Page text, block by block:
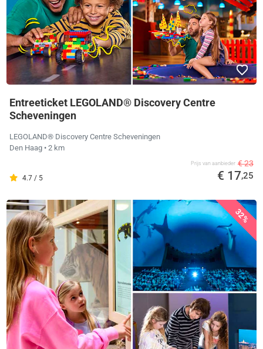
Entreeticket LEGOLAND® Discovery Centre
Scheveningen
LEGOLAND® Discovery Centre Scheveningen
Den Haag • 2 km
4.7 / 5
Prijs van aanbieder € 23
€ 17,25
32%